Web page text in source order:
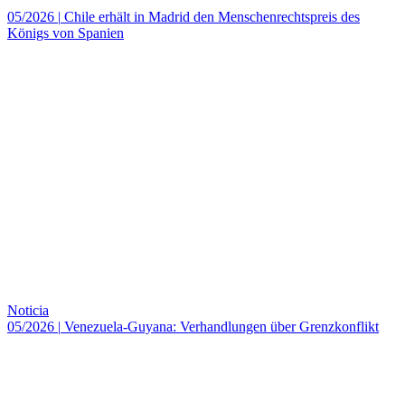
05/2026 | Chile erhält in Madrid den Menschenrechtspreis des
Königs von Spanien
Noticia
05/2026 | Venezuela-Guyana: Verhandlungen über Grenzkonflikt